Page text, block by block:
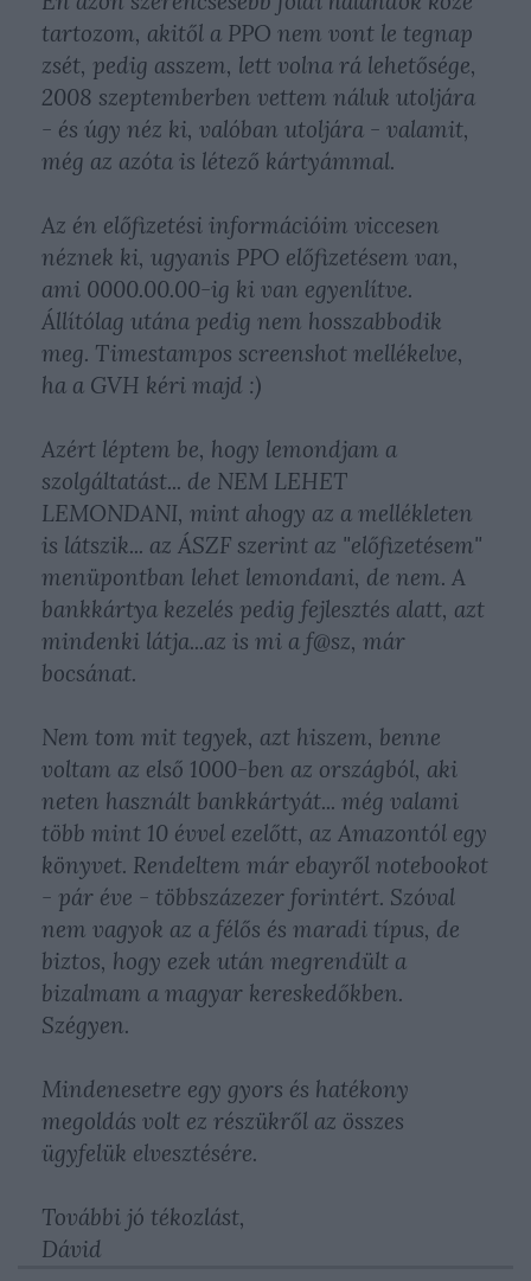
tartozom, akitől a PPO nem vont le tegnap
zsét, pedig asszem, lett volna rá lehetősége,
2008 szeptemberben vettem náluk utoljára
- és úgy néz ki, valóban utoljára - valamit,
még az azóta is létező kártyámmal.
Az én előfizetési információim viccesen
néznek ki, ugyanis PPO előfizetésem van,
ami 0000.00.00-ig ki van egyenlítve.
Állítólag utána pedig nem hosszabbodik
meg. Timestampos screenshot mellékelve,
ha a GVH kéri majd :)
Azért léptem be, hogy lemondjam a
szolgáltatást... de NEM LEHET
LEMONDANI, mint ahogy az a mellékleten
is látszik... az ÁSZF szerint az "előfizetésem"
menüpontban lehet lemondani, de nem. A
bankkártya kezelés pedig fejlesztés alatt, azt
mindenki látja...az is mi a f@sz, már
bocsánat.
Nem tom mit tegyek, azt hiszem, benne
voltam az első 1000-ben az országból, aki
neten használt bankkártyát... még valami
több mint 10 évvel ezelőtt, az Amazontól egy
könyvet. Rendeltem már ebayről notebookot
- pár éve - többszázezer forintért. Szóval
nem vagyok az a félős és maradi típus, de
biztos, hogy ezek után megrendült a
bizalmam a magyar kereskedőkben.
Szégyen.
Mindenesetre egy gyors és hatékony
megoldás volt ez részükről az összes
ügyfelük elvesztésére.
További jó tékozlást,
Dávid